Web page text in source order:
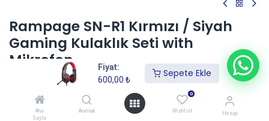
Fiyat:
600,00 ₺
Sepete Ekle
Ana
Sayfa
Aramak
0
Wishlist Hesap
Rampage SN-R1 Kırmızı / Siyah
Gaming Kulaklık Seti with
Mikrofon
(0 incele)
600,00